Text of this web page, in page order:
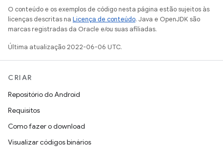
O conteúdo e os exemplos de código nesta página estão sujeitos às
licenças descritas na Licença de conteúdo. Java e OpenJDK são
marcas registradas da Oracle e/ou suas afiliadas.
Última atualização 2022-06-06 UTC.
CRIAR
Repositório do Android
Requisitos
Como fazer o download
Visualizar códigos binários